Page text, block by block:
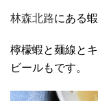
林森北路にある
檸檬蝦と麺線と
ビールもです。